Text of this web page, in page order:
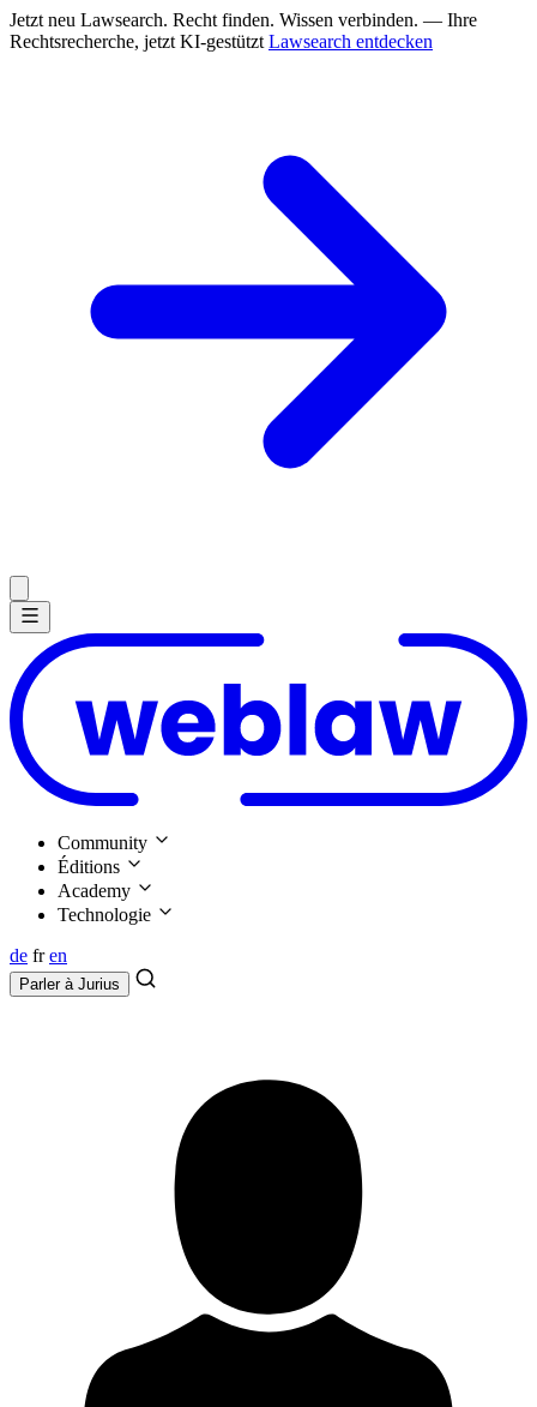
Jetzt neu Lawsearch. Recht finden. Wissen verbinden. — Ihre
Rechtsrecherche, jetzt KI-gestützt Lawsearch entdecken
Community
Éditions
Academy
Technologie
de fr en
Parler à Jurius